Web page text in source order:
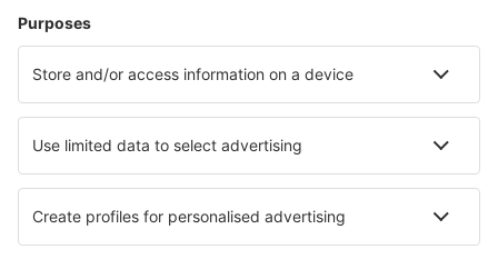
Charlo Airport (YCL)
Charlottetown (YHG)
Charlottetown Airport (YYG)
Chesterfield Inlet Airport (YCS)